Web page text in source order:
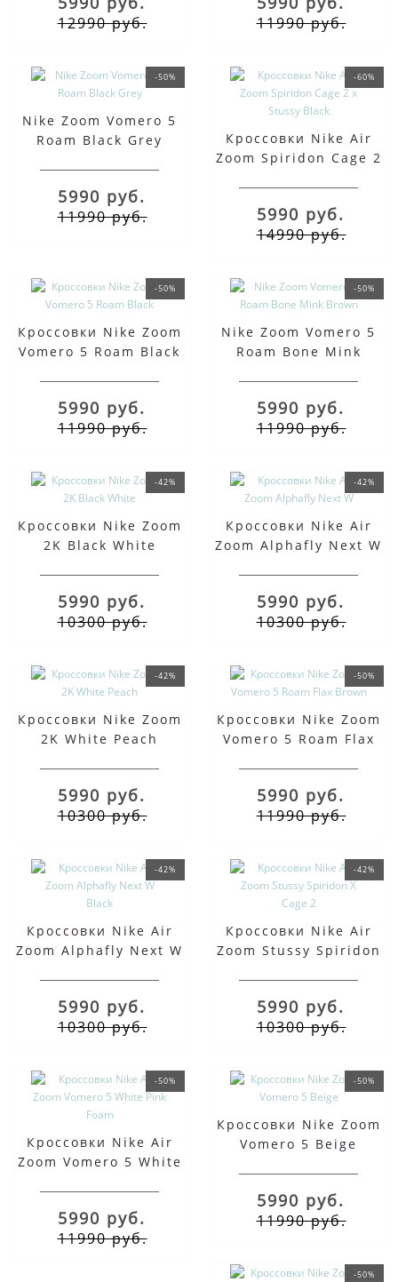
12990 руб. 11990 руб.
-50%
Nike Zoom Vomero 5
Roam Black Grey
5990 руб.
11990 руб.
-60%
Кроссовки Nike Air
Zoom Spiridon Cage 2
5990 руб.
14990 руб.
-50%
Кроссовки Nike Zoom
Vomero 5 Roam Black
5990 руб.
11990 руб.
-50%
Nike Zoom Vomero 5
Roam Bone Mink
5990 руб.
11990 руб.
-42%
Кроссовки Nike Zoom
2K Black White
5990 руб.
10300 руб.
-42%
Кроссовки Nike Air
Zoom Alphafly Next W
5990 руб.
10300 руб.
-42%
Кроссовки Nike Zoom
2K White Peach
5990 руб.
10300 руб.
-50%
Кроссовки Nike Zoom
Vomero 5 Roam Flax
5990 руб.
11990 руб.
-42%
Кроссовки Nike Air
Zoom Alphafly Next W
5990 руб.
10300 руб.
-42%
Кроссовки Nike Air
Zoom Stussy Spiridon
5990 руб.
10300 руб.
-50%
Кроссовки Nike Air
Zoom Vomero 5 White
5990 руб.
11990 руб.
-50%
Кроссовки Nike Zoom
Vomero 5 Beige
5990 руб.
11990 руб.
-50%